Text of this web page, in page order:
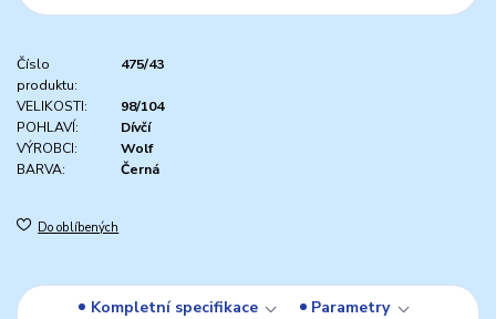
Číslo
produktu:
475/43
VELIKOSTI:
98/104
POHLAVÍ:
Dívčí
VÝROBCI:
Wolf
BARVA:
Černá
Do oblíbených
Kompletní specifikace
Parametry